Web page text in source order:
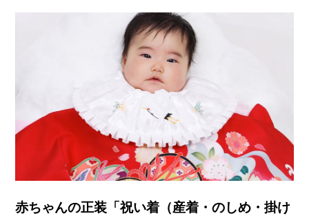
赤ちゃんの正装「祝い着（産着・のしめ・掛け